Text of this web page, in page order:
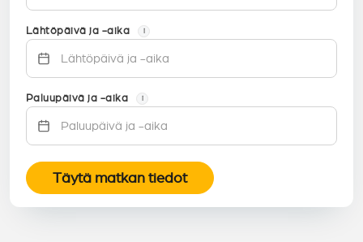
Lähtöpäivä ja -aika i
Paluupäivä ja -aika i
Täytä matkan tiedot